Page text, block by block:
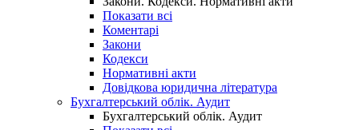
Показати всі
Коментарі
Закони
Кодекси
Нормативні акти
Довідкова юридична література
Бухгалтерський облік. Аудит
Бухгалтерський облік. Аудит